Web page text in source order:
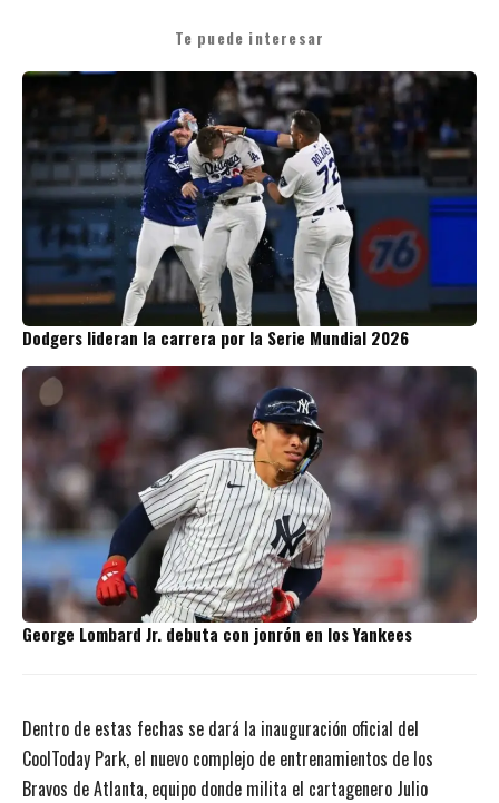
Te puede interesar
Dodgers lideran la carrera por la Serie Mundial 2026
George Lombard Jr. debuta con jonrón en los Yankees
Dentro de estas fechas se dará la inauguración oficial del
CoolToday Park, el nuevo complejo de entrenamientos de los
Bravos de Atlanta, equipo donde milita el cartagenero Julio